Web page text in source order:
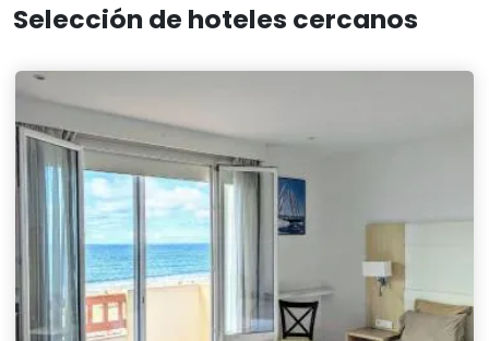
Selección de hoteles cercanos